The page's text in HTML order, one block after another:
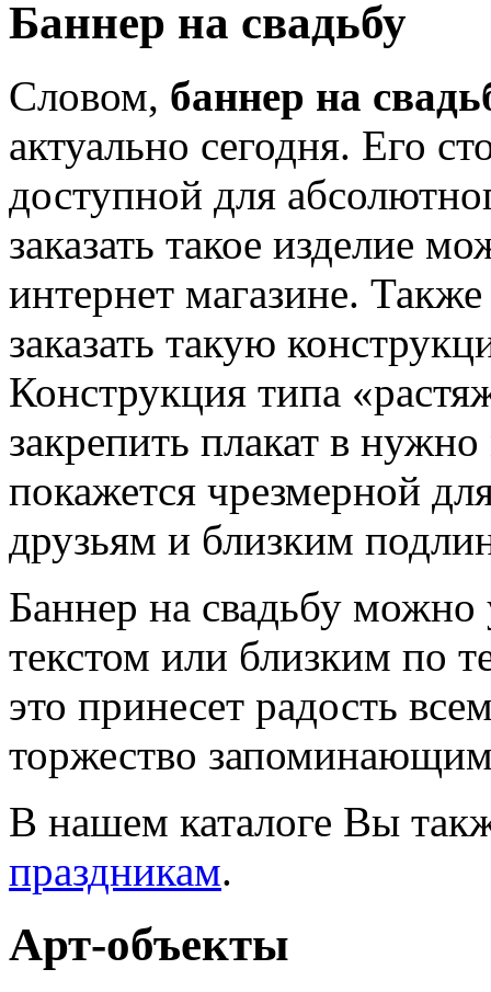
Баннер на свадьбу
Словом, баннер на
актуально сегодня. Его
доступной для
заказать такое изделие
интернет магазине.
заказать такую
Конструкция типа
закрепить плакат в
покажется чрезмерной
друзьям и близким
Баннер на свадьбу
текстом или близким по
это принесет радость
торжество
В нашем каталоге Вы
праздникам.
Арт-объекты